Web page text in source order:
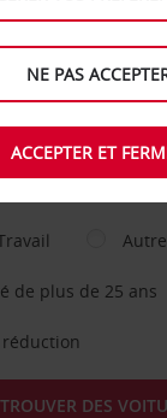
autre agence de
DATE
Autre
de plus de 25 ans
réduction
TROUVER DES
NE PAS
ACCEPTER ET